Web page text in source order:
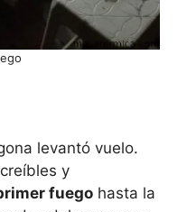
levantó vuelo.
y
fuego hasta la